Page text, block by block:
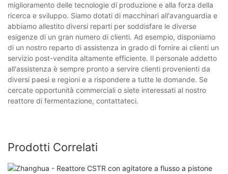
miglioramento delle tecnologie di produzione e alla forza della
ricerca e sviluppo. Siamo dotati di macchinari all'avanguardia e
abbiamo allestito diversi reparti per soddisfare le diverse
esigenze di un gran numero di clienti. Ad esempio, disponiamo
di un nostro reparto di assistenza in grado di fornire ai clienti un
servizio post-vendita altamente efficiente. Il personale addetto
all'assistenza è sempre pronto a servire clienti provenienti da
diversi paesi e regioni e a rispondere a tutte le domande. Se
cercate opportunità commerciali o siete interessati al nostro
reattore di fermentazione, contattateci.
Prodotti Correlati